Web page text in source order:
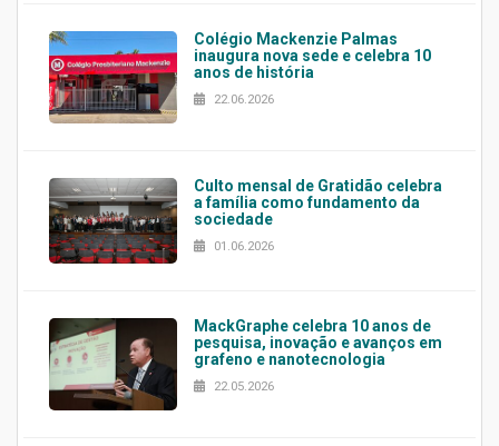
Colégio Mackenzie Palmas
inaugura nova sede e celebra 10
anos de história
22.06.2026
Culto mensal de Gratidão celebra
a família como fundamento da
sociedade
01.06.2026
MackGraphe celebra 10 anos de
pesquisa, inovação e avanços em
grafeno e nanotecnologia
22.05.2026